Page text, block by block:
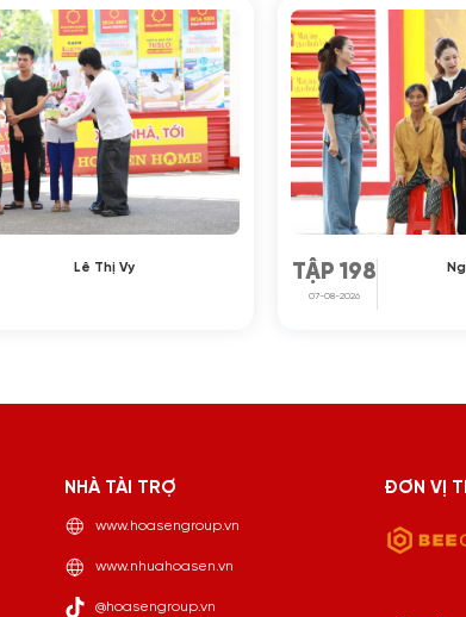
Lê Thị Vy TẬP 198
07-08-2026
NHÀ TÀI TRỢ
www.hoasengroup.vn
www.nhuahoasen.vn
@hoasengroup.vn
ĐƠN VỊ